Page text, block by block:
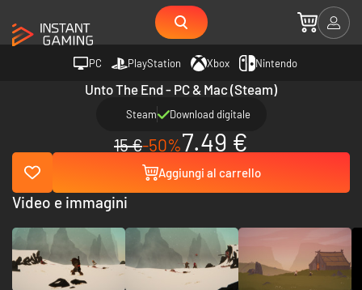
PC PlayStation Xbox Nintendo
Unto The End - PC & Mac (Steam)
Steam Download digitale
15 €-50%7.49 €
Aggiungi al carrello
Video e immagini